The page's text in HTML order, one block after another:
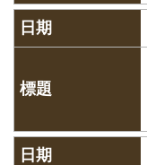
與
資
訊
安
全
宣